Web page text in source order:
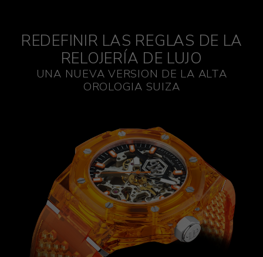
REDEFINIR LAS REGLAS DE LA
RELOJERÍA DE LUJO
UNA NUEVA VERSION DE LA ALTA
OROLOGIA SUIZA